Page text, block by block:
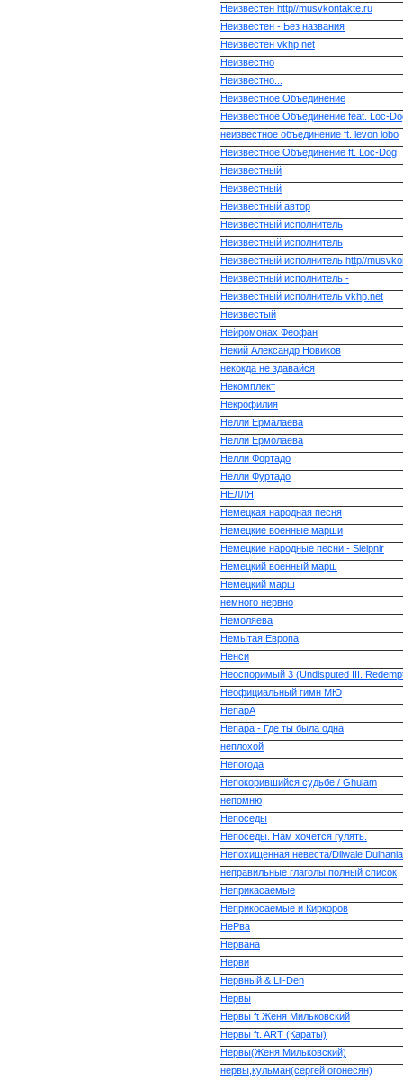
Неизвестен http//musvkontakte.ru
Неизвестен - Без названия
Неизвестен vkhp.net
Неизвестно
Неизвестно...
Неизвестное Объединение
Неизвестное Объединение feat. Loc-
неизвестное объединение ft. levon lobo
Неизвестное Объединение ft. Loc-Dog
Неизвестный
Неизвестный
Неизвестный автор
Неизвестный исполнитель
Неизвестный исполнитель
Неизвестный исполнитель http//
Неизвестный исполнитель -
Неизвестный исполнитель vkhp.net
Неизвестый
Нейромонах Феофан
Некий Александр Новиков
некокда не здавайся
Некомплект
Некрофилия
Нелли Ермалаева
Нелли Ермолаева
Нелли Фортадо
Нелли Фуртадо
НЕЛЛЯ
Немецкая народная песня
Немецкие военные марши
Немецкие народные песни - Sleipnir
Немецкий военный марш
Немецкий марш
немного нервно
Немоляева
Немытая Европа
Ненси
Неоспоримый 3 (Undisputed III.
Неофициальный гимн МЮ
НепарА
Непара - Где ты была одна
неплохой
Непогода
Непокорившийся судьбе / Ghulam
непомню
Непоседы
Непоседы. Нам хочется гулять.
Непохищенная невеста/Dilwale
неправильные глаголы полный список
Неприкасаемые
Неприкосаемые и Киркоров
НеРва
Нервана
Нерви
Нервный & Lil-Den
Нервы
Нервы ft Женя Мильковский
Нервы ft. ART (Караты)
Нервы(Женя Мильковский)
нервы,кульман(сергей огонесян)